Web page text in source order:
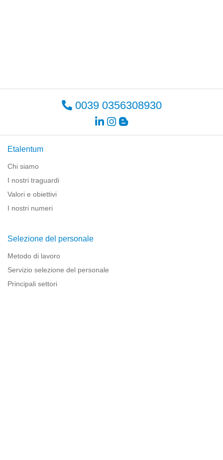
0039 0356308930
Etalentum
Chi siamo
I nostri traguardi
Valori e obiettivi
I nostri numeri
Selezione del personale
Metodo di lavoro
Servizio selezione del personale
Principali settori